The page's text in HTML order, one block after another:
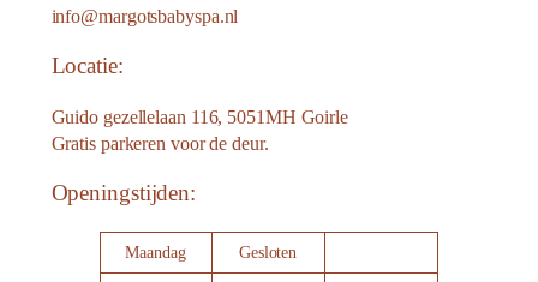
info@margotsbabyspa.nl
Locatie:
Guido gezellelaan 116, 5051MH Goirle
Gratis parkeren voor de deur.
Openingstijden:
Maandag Gesloten